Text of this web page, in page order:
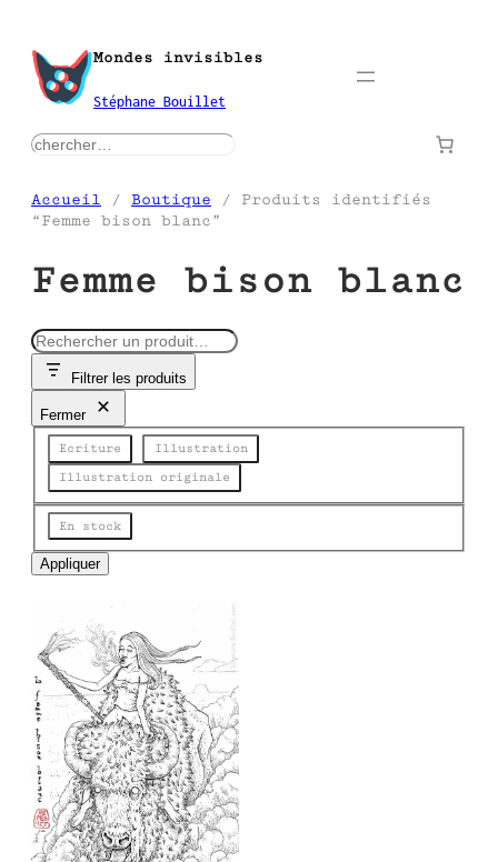
contenu
Mondes invisibles
Stéphane Bouillet
rechercher
Accueil / Boutique / Produits identifiés
“Femme bison blanc”
Femme bison blanc
R
e
e
e
Filtrer les produits
Fermer
Catégorie
Ecriture
Illustration
Illustration originale
État
En stock
Appliquer